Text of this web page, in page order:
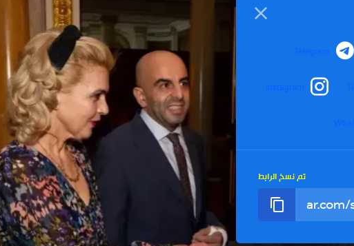
Telegram
Instagram
تم نسخ الرابط